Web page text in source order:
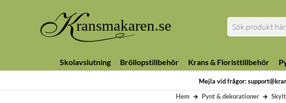
Mejla vid frågor:
Skolavslutning Bröllopstillbehör Krans & Floristtillbehör
Hem Pynt & dekorationer